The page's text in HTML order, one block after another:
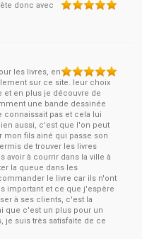
donc avec
les livres, en
sur ce site. leur choix
et en plus je découvre de
une bande dessinée
connaissait pas et cela lui
aussi, c'est que l'on peut
fils ainé qui passe son
de trouver les livres
avoir à courrir dans la ville à
la queue dans les
le livre car ils n'ont
important et ce que j'espère
à ses clients, c'est la
que c'est un plus pour un
je suis très satisfaite de ce